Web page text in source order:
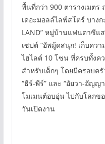
พื้นที่กว่า 900 ตารางเมต
เดอะมอลล์ไลฟ์สโตร์ บางก
LAND” หมู่บ้านแฟนตาซีแ
เซปต์ “อัพมู้ดสนุก! เก็บคว
ไฮไลต์ 10 โซน ที่ครบทั้งค
สำหรับเด็กๆ โดยมีครอบค
“ธีร์-พีร์” และ “อัยวา-อัญ
โมเมนต์อบอุ่น ไปกับโลกข
วันเปิดงาน